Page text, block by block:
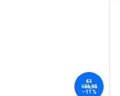
€1
186,95
–11 %